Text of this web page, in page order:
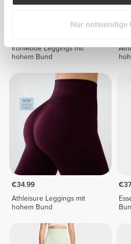
Nur notwendige
IronMode Leggings mit
hohem Bund
€34.99
Athleisure Leggings mit
hohem Bund